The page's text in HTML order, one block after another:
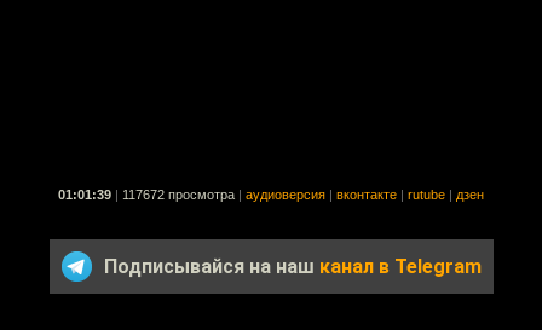
01:01:39 117672 просмотра аудиоверсия вконтакте rutube дзен
Подписывайся на наш канал в Telegram